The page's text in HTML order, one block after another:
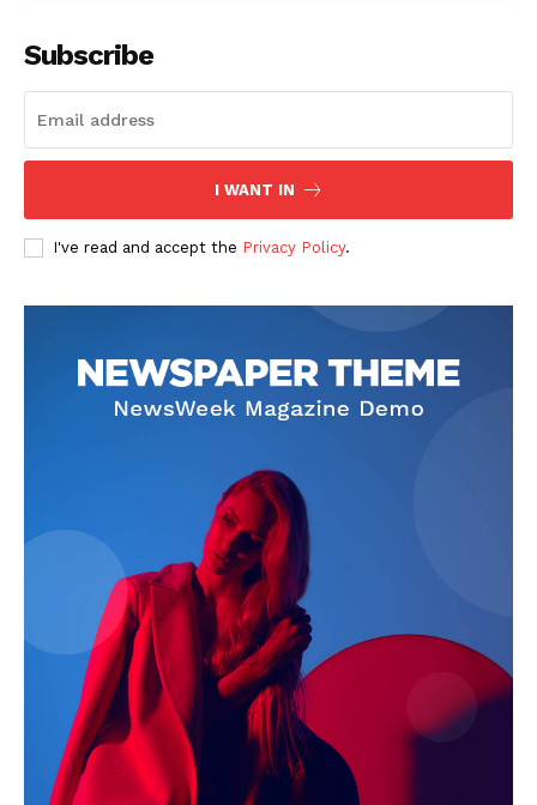
Subscribe
I WANT IN
I've read and accept the Privacy Policy.